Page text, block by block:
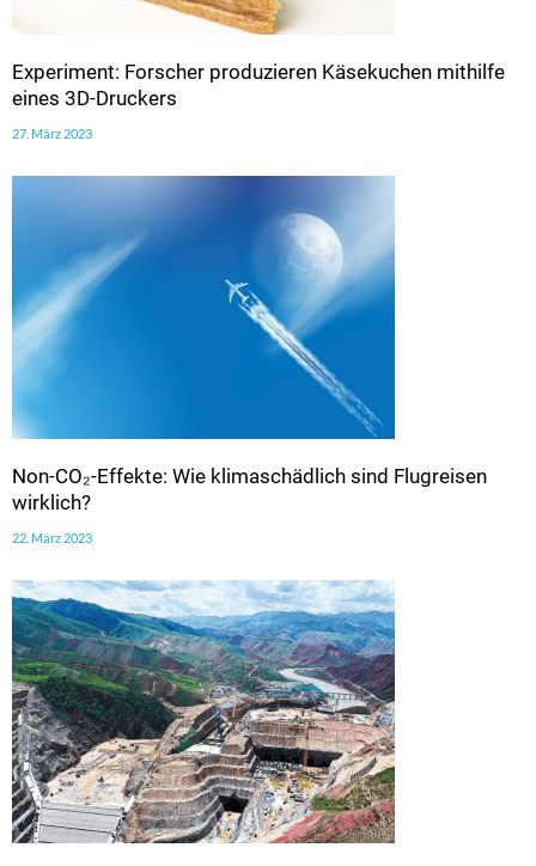
Experiment: Forscher produzieren Käsekuchen mithilfe
eines 3D-Druckers
27. März 2023
Non-CO₂-Effekte: Wie klimaschädlich sind Flugreisen
wirklich?
22. März 2023